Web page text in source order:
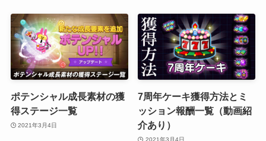
ポテンシャル成長素材の獲
得ステージ一覧
2021年3月4日
7周年ケーキ獲得方法とミ
ッション報酬一覧（動画紹
介あり）
2021年3月4日